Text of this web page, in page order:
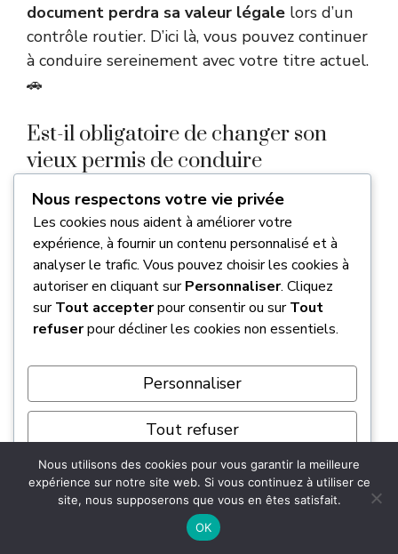
document perdra sa valeur légale lors d’un
contrôle routier. D’ici là, vous pouvez continuer
à conduire sereinement avec votre titre actuel.
🚗
Est-il obligatoire de changer son
vieux permis de conduire
maintenant ?
Non, il n’y a aucune obligation de le changer
sauf si votre permis est détérioré, perdu ou
volé. L’échange est un choix personnel si vous
souhaitez passer au format carte de crédit
plus pratique.
L’administration ne vous forcera pas la main
avant 2033. Vous pouvez donc décider de
conserver votre papier rose encore quelques
annéessi vous y êtes attaché.
Pourquoi est-il intéressant de garder
son permis rose ?
Nous respectons votre vie privée
Les cookies nous aident à améliorer votre
expérience, à fournir un contenu personnalisé et à
analyser le trafic. Vous pouvez choisir les cookies à
autoriser en cliquant surPersonnaliser. Cliquez
surTout accepterpour consentir ou surTout
refuserpour décliner les cookies non essentiels.
Personnaliser
Tout refuser
Tout accepter
Nous utilisons des cookies pour vous garantir la meilleure
expérience sur notre site web. Si vous continuez à utiliser ce
site, nous supposerons que vous en êtes satisfait.
OK